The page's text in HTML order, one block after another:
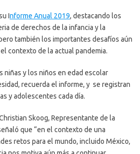
Informe Anual 2019, destacando los
de derechos de la infancia y la
también los importantes desafíos aún
contexto de la actual pandemia.
niñas y los niños en edad escolar
recuerda el informe, y se registran
y adolescentes cada día.
Skoog, Representante de la
que “en el contexto de una
retos para el mundo, incluido México,